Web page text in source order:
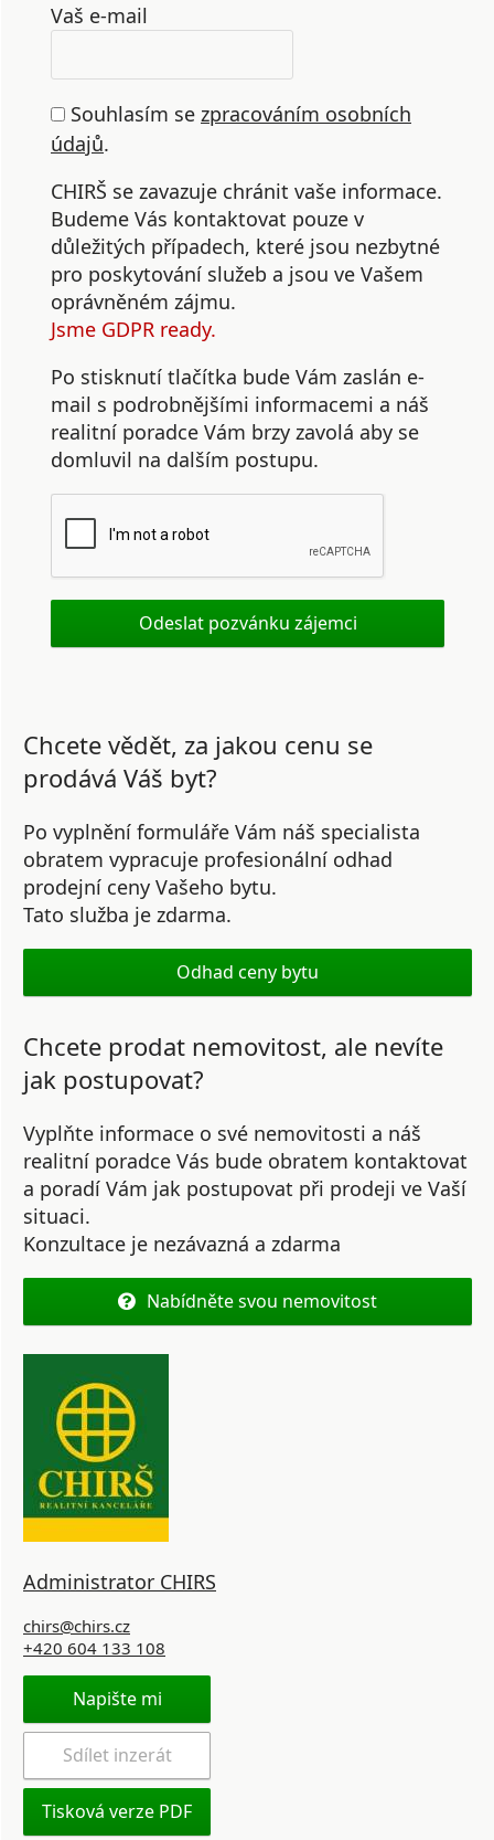
Vaš e-mail
Souhlasím se zpracováním osobních
údajů.
CHIRŠ se zavazuje chránit vaše informace.
Budeme Vás kontaktovat pouze v
důležitých případech, které jsou nezbytné
pro poskytování služeb a jsou ve Vašem
oprávněném zájmu.
Jsme GDPR ready.
Po stisknutí tlačítka bude Vám zaslán e-
mail s podrobnějšími informacemi a náš
realitní poradce Vám brzy zavolá aby se
domluvil na dalším postupu.
Chcete vědět, za jakou cenu se
prodává Váš byt?
Po vyplnění formuláře Vám náš specialista
obratem vypracuje profesionální odhad
prodejní ceny Vašeho bytu.
Tato služba je zdarma.
Odhad ceny bytu
Chcete prodat nemovitost, ale nevíte
jak postupovat?
Vyplňte informace o své nemovitosti a náš
realitní poradce Vás bude obratem kontaktovat
a poradí Vám jak postupovat při prodeji ve Vaší
situaci.
Konzultace je nezávazná a zdarma
Nabídněte svou nemovitost
Administrator CHIRS
chirs@chirs.cz
+420 604 133 108
Napište mi
Sdílet inzerát
Tisková verze PDF